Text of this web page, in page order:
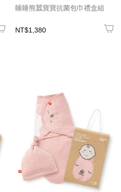
睡睡熊蠶寶寶抗菌包巾禮盒組
NT$1,380